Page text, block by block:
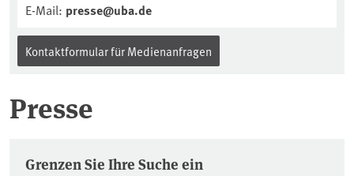
E-Mail: presse@uba.de
Kontaktformular für Medienanfragen
Presse
Pressemitteilungen
Grenzen Sie Ihre Suche ein